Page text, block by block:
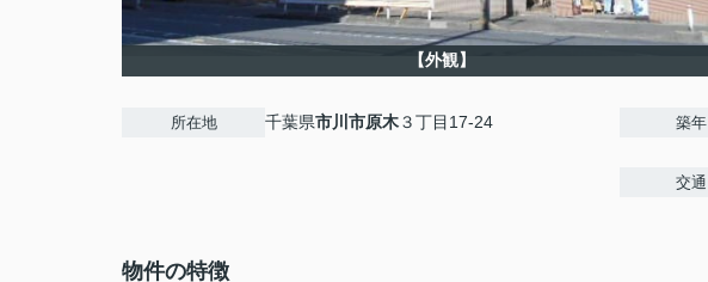
【外観】
所在地 千葉県市川市原木３丁目17-24 築年
交通
物件の特徴